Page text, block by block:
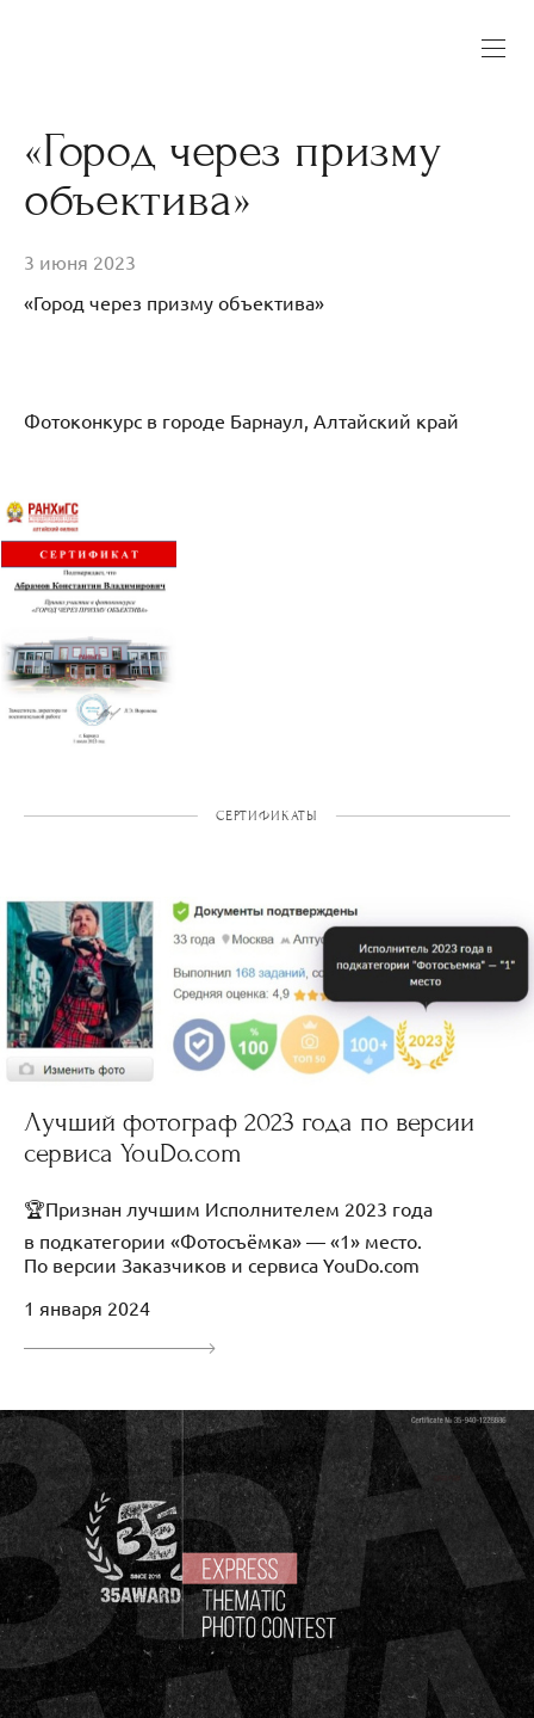
«Город через призму
объектива»
3 июня 2023
«Город через призму объектива»
Фотоконкурс в городе Барнаул, Алтайский край
СЕРТИФИКАТЫ
Лучший фотограф 2023 года по версии
сервиса YouDo.com
🏆Признан лучшим Исполнителем 2023 года
в подкатегории «Фотосъёмка» — «1» место.
По версии Заказчиков и сервиса YouDo.com
1 января 2024